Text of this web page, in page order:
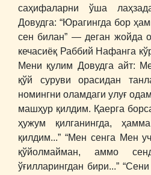
саҳифаларни ўша
Довудга: “Юрагингда бор
сен билан” ― деган жойда
кечасиёқ Раббий Нафанга
Мени қулим Довудга айт:
қўй суруви орасидан
номингни оламдаги улуғ
машҳур қилдим. Қаерга
ҳужум қилганингда,
қилдим...” “Мен сенга Мен
қўйолмайман, аммо
ўғилларингдан бири...”